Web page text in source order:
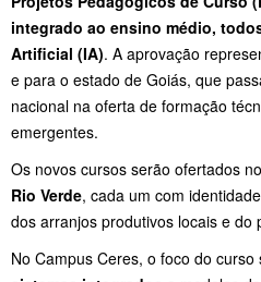
integrado ao ensino médio,
Artificial (IA). A aprovação
e para o estado de Goiás, que
nacional na oferta de formação
emergentes.
Os novos cursos serão ofertados
Rio Verde, cada um com
dos arranjos produtivos locais e do
No Campus Ceres, o foco do curso